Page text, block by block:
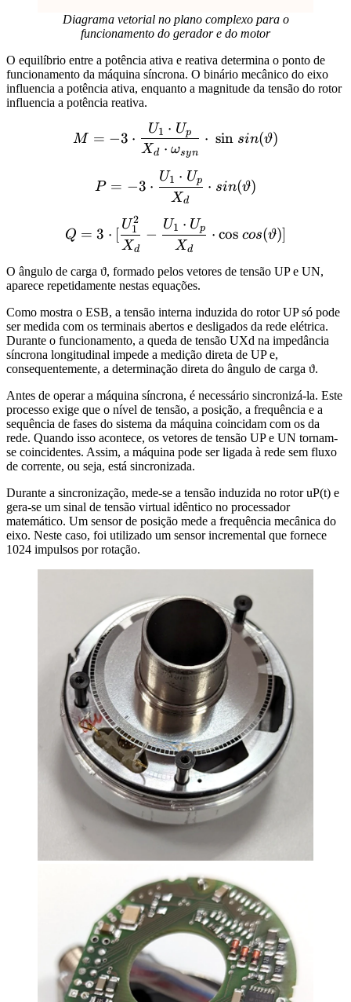
Diagrama vetorial no plano complexo para o
funcionamento do gerador e do motor
O equilíbrio entre a potência ativa e reativa determina o ponto de
funcionamento da máquina síncrona. O binário mecânico do eixo
influencia a potência ativa, enquanto a magnitude da tensão do rotor
influencia a potência reativa.
M=-3 \cdot \frac{U_1
M = −3 ⋅
Xd ⋅ ωsyn
U1 ⋅ Up ⋅ sin sin(ϑ)
P=-3 \cdot \frac{U_1
P = −3 ⋅
Xd
U1 ⋅ Up ⋅ sin(ϑ)
Q = 3 \cdot
Q = 3 ⋅ [
Xd
U1
2
−
Xd
U1 ⋅ Up ⋅ cos cos(ϑ)]
O ângulo de carga ϑ, formado pelos vetores de tensão UP e UN,
aparece repetidamente nestas equações.
Como mostra o ESB, a tensão interna induzida do rotor UP só pode
ser medida com os terminais abertos e desligados da rede elétrica.
Durante o funcionamento, a queda de tensão UXd na impedância
síncrona longitudinal impede a medição direta de UP e,
consequentemente, a determinação direta do ângulo de carga ϑ.
Antes de operar a máquina síncrona, é necessário sincronizá-la. Este
processo exige que o nível de tensão, a posição, a frequência e a
sequência de fases do sistema da máquina coincidam com os da
rede. Quando isso acontece, os vetores de tensão UP e UN tornam-
se coincidentes. Assim, a máquina pode ser ligada à rede sem fluxo
de corrente, ou seja, está sincronizada.
Durante a sincronização, mede-se a tensão induzida no rotor uP(t) e
gera-se um sinal de tensão virtual idêntico no processador
matemático. Um sensor de posição mede a frequência mecânica do
eixo. Neste caso, foi utilizado um sensor incremental que fornece
1024 impulsos por rotação.